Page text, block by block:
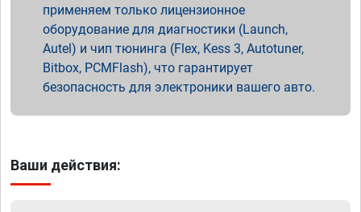
применяем только лицензионное
оборудование для диагностики (Launch,
Autel) и чип тюнинга (Flex, Kess 3, Autotuner,
Bitbox, PCMFlash), что гарантирует
безопасность для электроники вашего авто.
Ваши действия: